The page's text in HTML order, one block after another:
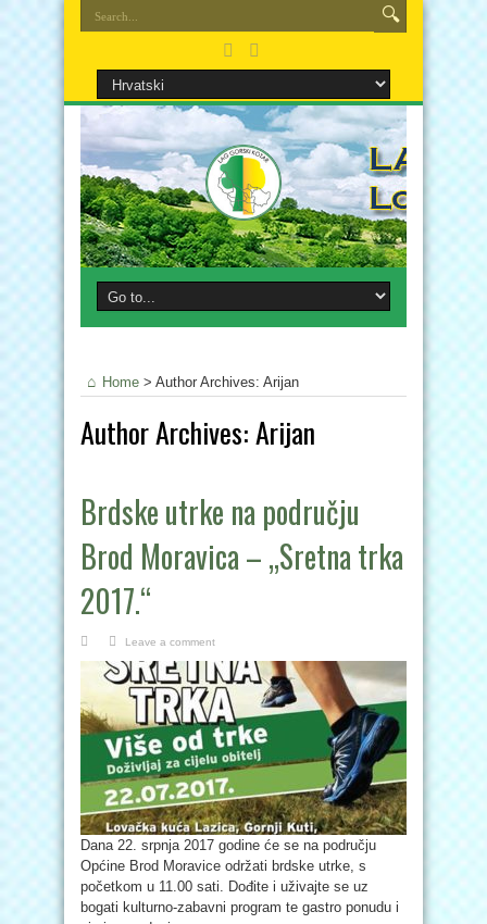
Home > Author Archives: Arijan
Author Archives: Arijan
Brdske utrke na području
Brod Moravica – „Sretna trka
2017.“
Leave a comment
Dana 22. srpnja 2017 godine će se na području
Općine Brod Moravice održati brdske utrke, s
početkom u 11.00 sati. Dođite i uživajte se uz
bogati kulturno-zabavni program te gastro ponudu i